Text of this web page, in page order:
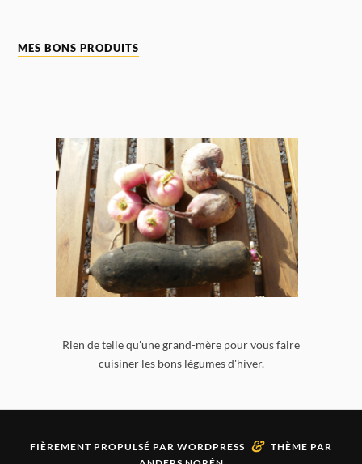
MES BONS PRODUITS
Rien de telle qu'une grand-mère pour vous faire
cuisiner les bons légumes d'hiver.
FIÈREMENT PROPULSÉ PAR WORDPRESS & THÈME PAR